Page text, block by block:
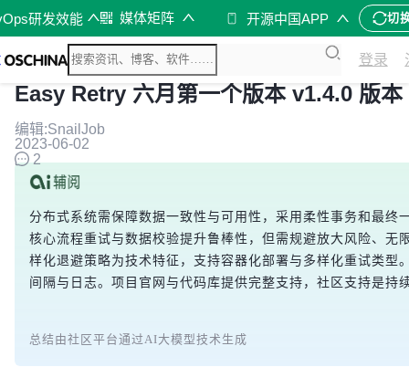
研发效能 媒体矩阵 开源中国APP 切
登录
Easy Retry 六月第一个版本 v1.4.0 版本
编辑:SnailJob
2023-06-02
2
分布式系统需保障数据一致性与可用性，采用柔性事务和最终
核心流程重试与数据校验提升鲁棒性，但需规避放大风险、无
样化退避策略为技术特征，支持容器化部署与多样化重试类型
间隔与日志。项目官网与代码库提供完整支持，社区支持是持
总结由社区平台通过AI大模型技术生成